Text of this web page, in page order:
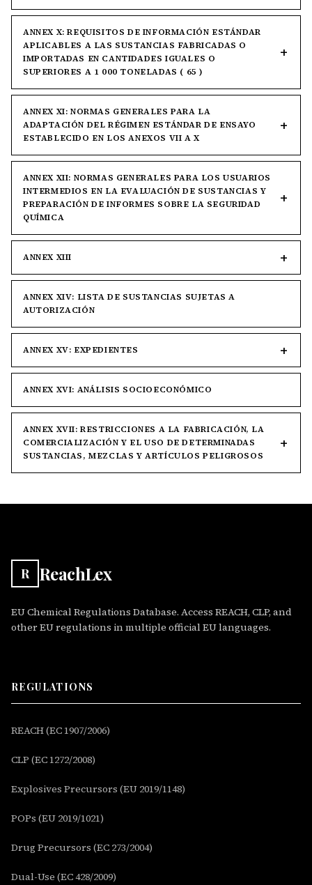
ANNEX X: REQUISITOS DE INFORMACIÓN ESTÁNDAR
APLICABLES A LAS SUSTANCIAS FABRICADAS O
IMPORTADAS EN CANTIDADES IGUALES O
SUPERIORES A 1 000 TONELADAS ( 65 )
ANNEX XI: NORMAS GENERALES PARA LA
ADAPTACIÓN DEL RÉGIMEN ESTÁNDAR DE ENSAYO
ESTABLECIDO EN LOS ANEXOS VII A X
ANNEX XII: NORMAS GENERALES PARA LOS USUARIOS
INTERMEDIOS EN LA EVALUACIÓN DE SUSTANCIAS Y
PREPARACIÓN DE INFORMES SOBRE LA SEGURIDAD
QUÍMICA
ANNEX XIII
ANNEX XIV: LISTA DE SUSTANCIAS SUJETAS A
AUTORIZACIÓN
ANNEX XV: EXPEDIENTES
ANNEX XVI: ANÁLISIS SOCIOECONÓMICO
ANNEX XVII: RESTRICCIONES A LA FABRICACIÓN, LA
COMERCIALIZACIÓN Y EL USO DE DETERMINADAS
SUSTANCIAS, MEZCLAS Y ARTÍCULOS PELIGROSOS
R ReachLex
EU Chemical Regulations Database. Access REACH, CLP, and
other EU regulations in multiple official EU languages.
REGULATIONS
REACH (EC 1907/2006)
CLP (EC 1272/2008)
Explosives Precursors (EU 2019/1148)
POPs (EU 2019/1021)
Drug Precursors (EC 273/2004)
Dual-Use (EC 428/2009)